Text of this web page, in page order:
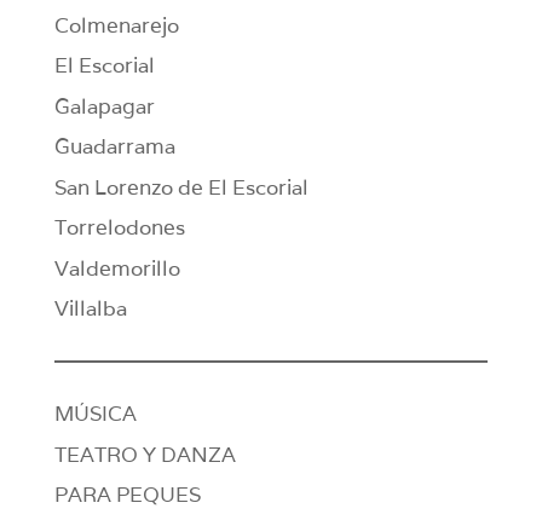
Colmenarejo
El Escorial
Galapagar
Guadarrama
San Lorenzo de El Escorial
Torrelodones
Valdemorillo
Villalba
MÚSICA
TEATRO Y DANZA
PARA PEQUES